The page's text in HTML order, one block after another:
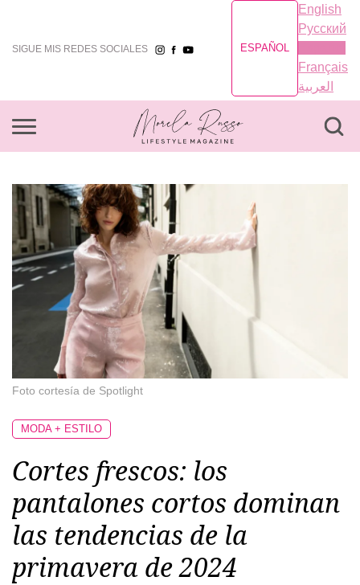
SIGUE MIS REDES SOCIALES ESPAÑOL
English
Русский
Français
العربية
Foto cortesía de Spotlight
Cortes frescos: los
pantalones cortos dominan
las tendencias de la
primavera de 2024
MODA + ESTILO